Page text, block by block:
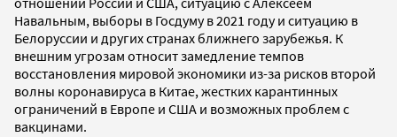
Навальным, выборы в Госдуму в 2021 году и ситуацию в
Белоруссии и других странах ближнего зарубежья. К
внешним угрозам относит замедление темпов
восстановления мировой экономики из-за рисков второй
волны коронавируса в Китае, жестких карантинных
ограничений в Европе и США и возможных проблем с
вакцинами.